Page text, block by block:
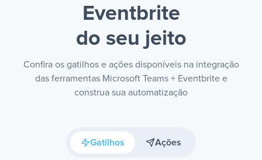
Eventbrite
do seu jeito
Confira os gatilhos e ações disponíveis na integração
das ferramentas Microsoft Teams + Eventbrite e
construa sua automatização
Gatilhos Ações